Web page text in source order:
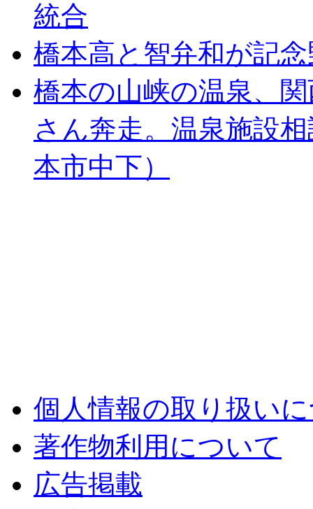
統合
橋本高と智弁和が記
橋本の山峡の温泉、
さん奔走。温泉施設
本市中下）
個人情報の取り扱い
著作物利用について
広告掲載